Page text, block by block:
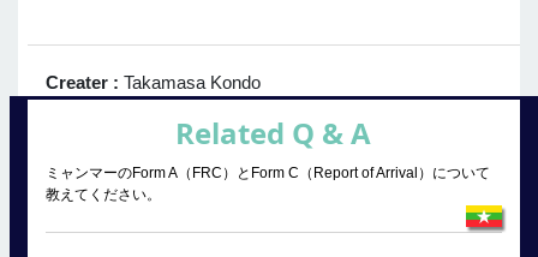
Creater : Takamasa Kondo
Related Q & A
ミャンマーのForm A（FRC）とForm C（Report of Arrival）について
教えてください。